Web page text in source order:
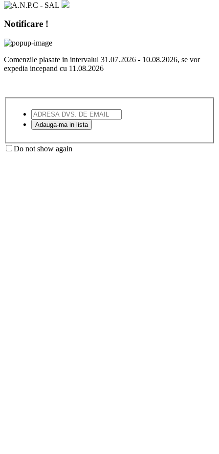
Notificare !
Comenzile plasate in intervalul 31.07.2026 - 10.08.2026, se vor
expedia incepand cu 11.08.2026
Do not show again